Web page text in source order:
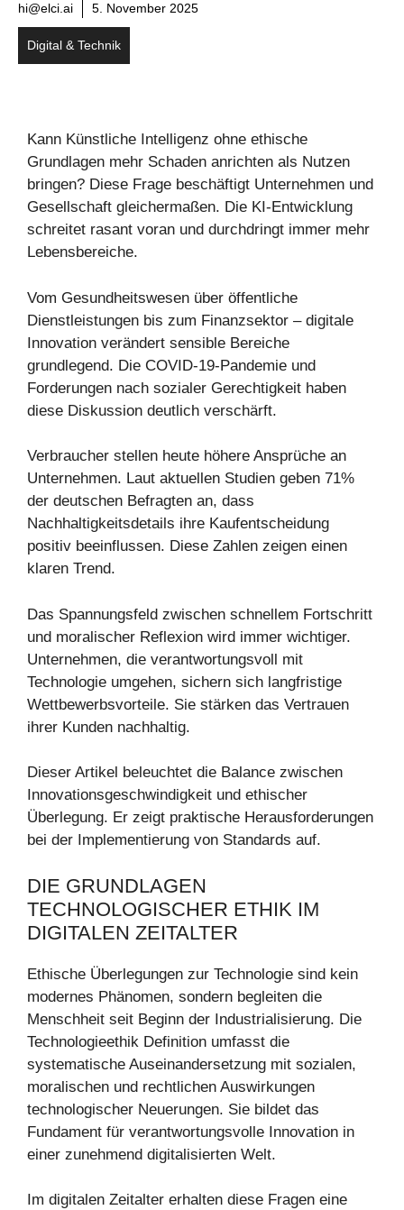
hi@elci.ai 5. November 2025
Digital & Technik
Kann Künstliche Intelligenz ohne ethische
Grundlagen mehr Schaden anrichten als Nutzen
bringen? Diese Frage beschäftigt Unternehmen und
Gesellschaft gleichermaßen. Die KI-Entwicklung
schreitet rasant voran und durchdringt immer mehr
Lebensbereiche.
Vom Gesundheitswesen über öffentliche
Dienstleistungen bis zum Finanzsektor – digitale
Innovation verändert sensible Bereiche
grundlegend. Die COVID-19-Pandemie und
Forderungen nach sozialer Gerechtigkeit haben
diese Diskussion deutlich verschärft.
Verbraucher stellen heute höhere Ansprüche an
Unternehmen. Laut aktuellen Studien geben 71%
der deutschen Befragten an, dass
Nachhaltigkeitsdetails ihre Kaufentscheidung
positiv beeinflussen. Diese Zahlen zeigen einen
klaren Trend.
Das Spannungsfeld zwischen schnellem Fortschritt
und moralischer Reflexion wird immer wichtiger.
Unternehmen, die verantwortungsvoll mit
Technologie umgehen, sichern sich langfristige
Wettbewerbsvorteile. Sie stärken das Vertrauen
ihrer Kunden nachhaltig.
Dieser Artikel beleuchtet die Balance zwischen
Innovationsgeschwindigkeit und ethischer
Überlegung. Er zeigt praktische Herausforderungen
bei der Implementierung von Standards auf.
DIE GRUNDLAGEN
TECHNOLOGISCHER ETHIK IM
DIGITALEN ZEITALTER
Ethische Überlegungen zur Technologie sind kein
modernes Phänomen, sondern begleiten die
Menschheit seit Beginn der Industrialisierung. Die
Technologieethik Definition umfasst die
systematische Auseinandersetzung mit sozialen,
moralischen und rechtlichen Auswirkungen
technologischer Neuerungen. Sie bildet das
Fundament für verantwortungsvolle Innovation in
einer zunehmend digitalisierten Welt.
Im digitalen Zeitalter erhalten diese Fragen eine